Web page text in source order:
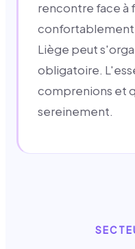
rencontre face à
confortablement,
Liège peut
obligatoire.
comprenions et
sereinement.